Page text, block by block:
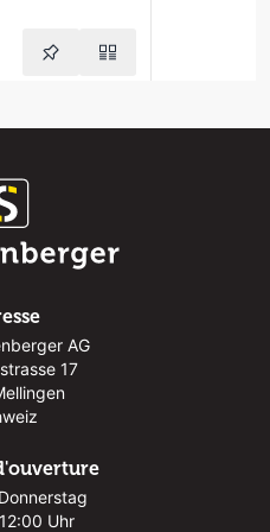
AG
17
Uhr